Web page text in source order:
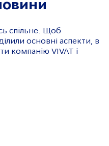
спільне. Щоб
основні аспекти, в
компанію VIVAT і